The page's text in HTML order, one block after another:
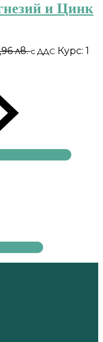
и Цинк
лв.с ДДС Курс: 1